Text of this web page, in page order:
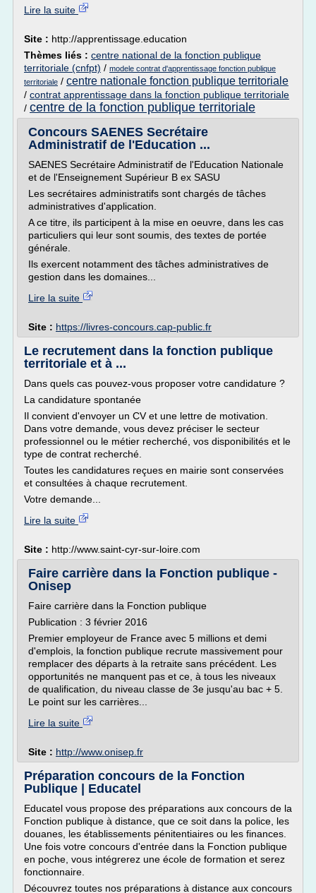
Lire la suite
Site : http://apprentissage.education
Thèmes liés : centre national de la fonction publique
territoriale (cnfpt) / modele contrat d'apprentissage fonction publique
territoriale / centre nationale fonction publique territoriale
/ contrat apprentissage dans la fonction publique territoriale
/ centre de la fonction publique territoriale
Concours SAENES Secrétaire
Administratif de l'Education ...
SAENES Secrétaire Administratif de l'Education Nationale
et de l'Enseignement Supérieur B ex SASU
Les secrétaires administratifs sont chargés de tâches
administratives d'application.
A ce titre, ils participent à la mise en oeuvre, dans les cas
particuliers qui leur sont soumis, des textes de portée
générale.
Ils exercent notamment des tâches administratives de
gestion dans les domaines...
Lire la suite
Site : https://livres-concours.cap-public.fr
Le recrutement dans la fonction publique
territoriale et à ...
Dans quels cas pouvez-vous proposer votre candidature ?
La candidature spontanée
Il convient d'envoyer un CV et une lettre de motivation.
Dans votre demande, vous devez préciser le secteur
professionnel ou le métier recherché, vos disponibilités et le
type de contrat recherché.
Toutes les candidatures reçues en mairie sont conservées
et consultées à chaque recrutement.
Votre demande...
Lire la suite
Site : http://www.saint-cyr-sur-loire.com
Faire carrière dans la Fonction publique -
Onisep
Faire carrière dans la Fonction publique
Publication : 3 février 2016
Premier employeur de France avec 5 millions et demi
d'emplois, la fonction publique recrute massivement pour
remplacer des départs à la retraite sans précédent. Les
opportunités ne manquent pas et ce, à tous les niveaux
de qualification, du niveau classe de 3e jusqu'au bac + 5.
Le point sur les carrières...
Lire la suite
Site : http://www.onisep.fr
Préparation concours de la Fonction
Publique | Educatel
Educatel vous propose des préparations aux concours de la
Fonction publique à distance, que ce soit dans la police, les
douanes, les établissements pénitentiaires ou les finances.
Une fois votre concours d'entrée dans la Fonction publique
en poche, vous intégrerez une école de formation et serez
fonctionnaire.
Découvrez toutes nos préparations à distance aux concours